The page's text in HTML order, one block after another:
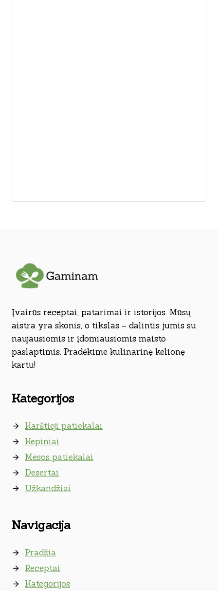
Įvairūs receptai, patarimai ir istorijos. Mūsų
aistra yra skonis, o tikslas – dalintis jumis su
naujausiomis ir įdomiausiomis maisto
paslaptimis. Pradėkime kulinarinę kelionę
kartu!
Kategorijos
Karštieji patiekalai
Kepiniai
Mėsos patiekalai
Desertai
Užkandžiai
Navigacija
Pradžia
Receptai
Kategorijos